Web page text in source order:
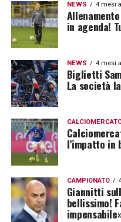
NEWS 4 mesi
in agenda!
NEWS 4 mesi
Biglietti
La società
l’impatto in
CAMPIONATO
Giannitti
bellissimo!